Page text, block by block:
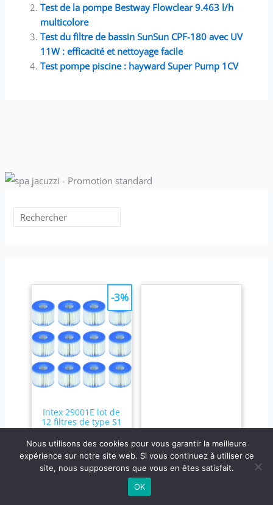
Test de la pompe Bestway Flowclear 9.463 l/h
multicolore
Test du filtre de bassin SunSun CPF-180 avec UV
11W : efficacité et nettoyage facile
Test pompe piscine : hayward Super Pump 1CV
Intex 29001E lot de
12 filtres de type S1
Lot de 12
cartouches
filtrantes Intex
-3%
Nous utilisons des cookies pour vous garantir la meilleure
expérience sur notre site web. Si vous continuez à utiliser ce
site, nous supposerons que vous en êtes satisfait.
OK